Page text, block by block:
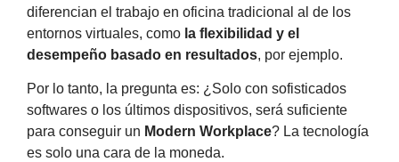
diferencian el trabajo en oficina tradicional al de los
entornos virtuales, como la flexibilidad y el
desempeño basado en resultados, por ejemplo.
Por lo tanto, la pregunta es: ¿Solo con sofisticados
softwares o los últimos dispositivos, será suficiente
para conseguir un Modern Workplace? La tecnología
es solo una cara de la moneda.